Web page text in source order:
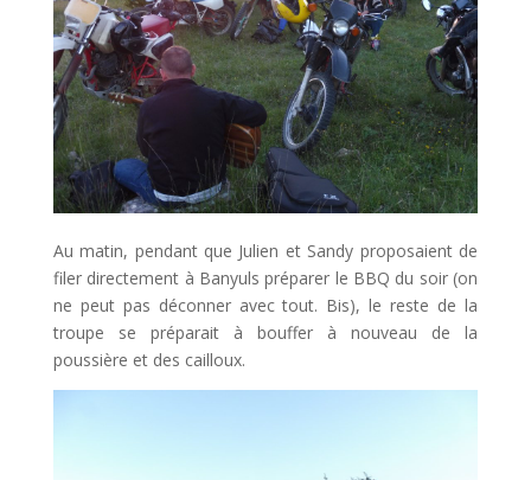
Au matin, pendant que Julien et Sandy proposaient de
filer directement à Banyuls préparer le BBQ du soir (on
ne peut pas déconner avec tout. Bis), le reste de la
troupe se préparait à bouffer à nouveau de la
poussière et des cailloux.